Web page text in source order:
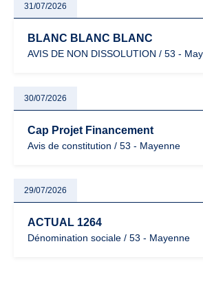
31/07/2026
BLANC BLANC BLANC
AVIS DE NON DISSOLUTION / 53 -
30/07/2026
Cap Projet Financement
Avis de constitution / 53 - Mayenne
29/07/2026
ACTUAL 1264
Dénomination sociale / 53 - Mayenne